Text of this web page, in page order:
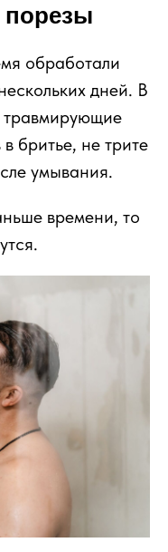
порезы
обработали
дней. В
травмирующие
бритье, не трите
умывания.
времени, то